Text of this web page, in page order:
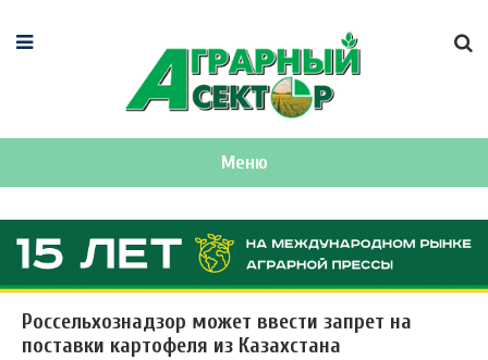
Меню
Россельхознадзор может ввести запрет на
поставки картофеля из Казахстана